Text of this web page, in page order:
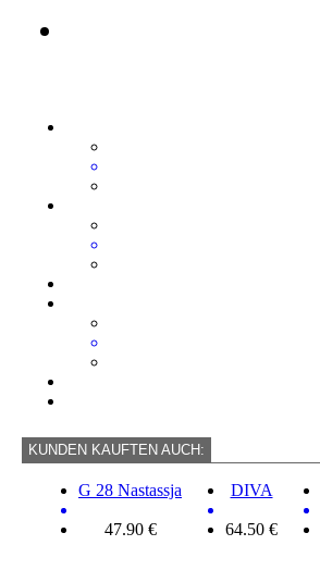
KUNDEN KAUFTEN AUCH:
G 28 Nastassja
47.90 €
DIVA
64.50 €